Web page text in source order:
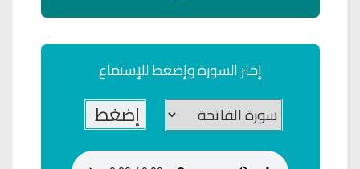
إختر السورة وإضغط للإستماع